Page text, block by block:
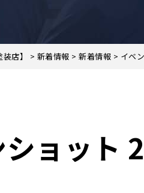
店】 > 新着情報 > 新着情報 > イベ
ショッ